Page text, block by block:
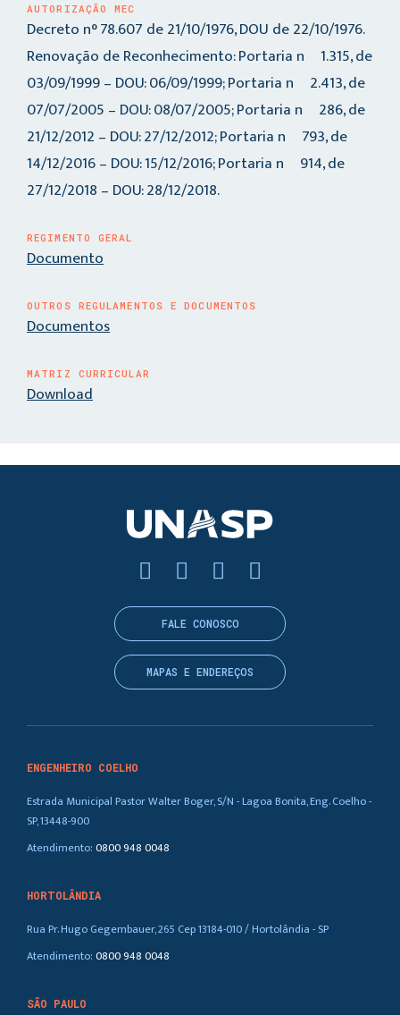
AUTORIZAÇÃO MEC
Decreto n° 78.607 de 21/10/1976, DOU de 22/10/1976.
Renovação de Reconhecimento: Portaria nº 1.315, de
03/09/1999 – DOU: 06/09/1999; Portaria nº 2.413, de
07/07/2005 – DOU: 08/07/2005; Portaria nº 286, de
21/12/2012 – DOU: 27/12/2012; Portaria nº 793, de
14/12/2016 – DOU: 15/12/2016; Portaria nº 914, de
27/12/2018 – DOU: 28/12/2018.
REGIMENTO GERAL
Documento
OUTROS REGULAMENTOS E DOCUMENTOS
Documentos
MATRIZ CURRICULAR
Download
ENGENHEIRO COELHO
Estrada Municipal Pastor Walter Boger, S/N - Lagoa Bonita, Eng. Coelho -
SP, 13448-900
Atendimento:0800 948 0048
HORTOLÂNDIA
Rua Pr. Hugo Gegembauer, 265 Cep 13184-010 / Hortolândia - SP
Atendimento:0800 948 0048
SÃO PAULO
FALE CONOSCO
MAPAS E ENDEREÇOS